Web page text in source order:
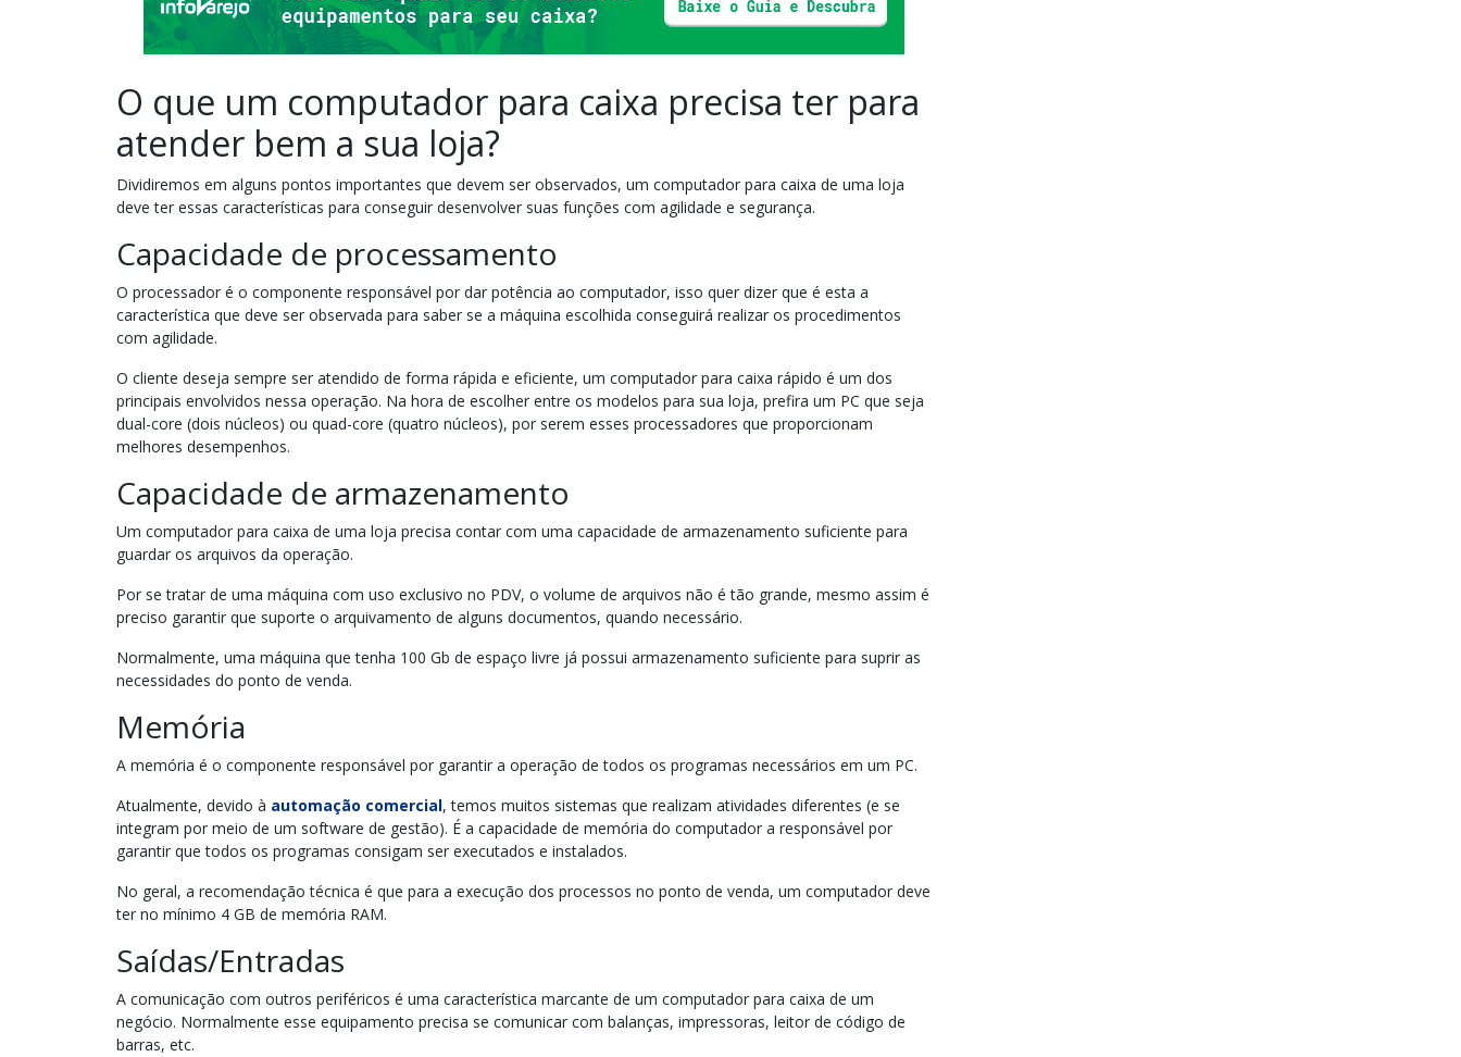
O que um computador para caixa precisa ter para
atender bem a sua loja?
Dividiremos em alguns pontos importantes que devem ser observados, um computador para caixa de uma loja
deve ter essas características para conseguir desenvolver suas funções com agilidade e segurança.
Capacidade de processamento
O processador é o componente responsável por dar potência ao computador, isso quer dizer que é esta a
característica que deve ser observada para saber se a máquina escolhida conseguirá realizar os procedimentos
com agilidade.
O cliente deseja sempre ser atendido de forma rápida e eficiente, um computador para caixa rápido é um dos
principais envolvidos nessa operação. Na hora de escolher entre os modelos para sua loja, prefira um PC que seja
dual-core (dois núcleos) ou quad-core (quatro núcleos), por serem esses processadores que proporcionam
melhores desempenhos.
Capacidade de armazenamento
Um computador para caixa de uma loja precisa contar com uma capacidade de armazenamento suficiente para
guardar os arquivos da operação.
Por se tratar de uma máquina com uso exclusivo no PDV, o volume de arquivos não é tão grande, mesmo assim é
preciso garantir que suporte o arquivamento de alguns documentos, quando necessário.
Normalmente, uma máquina que tenha 100 Gb de espaço livre já possui armazenamento suficiente para suprir as
necessidades do ponto de venda.
Memória
A memória é o componente responsável por garantir a operação de todos os programas necessários em um PC.
Atualmente, devido à automação comercial, temos muitos sistemas que realizam atividades diferentes (e se
integram por meio de um software de gestão). É a capacidade de memória do computador a responsável por
garantir que todos os programas consigam ser executados e instalados.
No geral, a recomendação técnica é que para a execução dos processos no ponto de venda, um computador deve
ter no mínimo 4 GB de memória RAM.
Saídas/Entradas
A comunicação com outros periféricos é uma característica marcante de um computador para caixa de um
negócio. Normalmente esse equipamento precisa se comunicar com balanças, impressoras, leitor de código de
barras, etc.